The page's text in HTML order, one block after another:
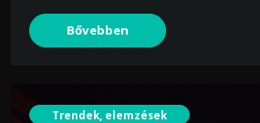
Bővebben
Trendek, elemzések